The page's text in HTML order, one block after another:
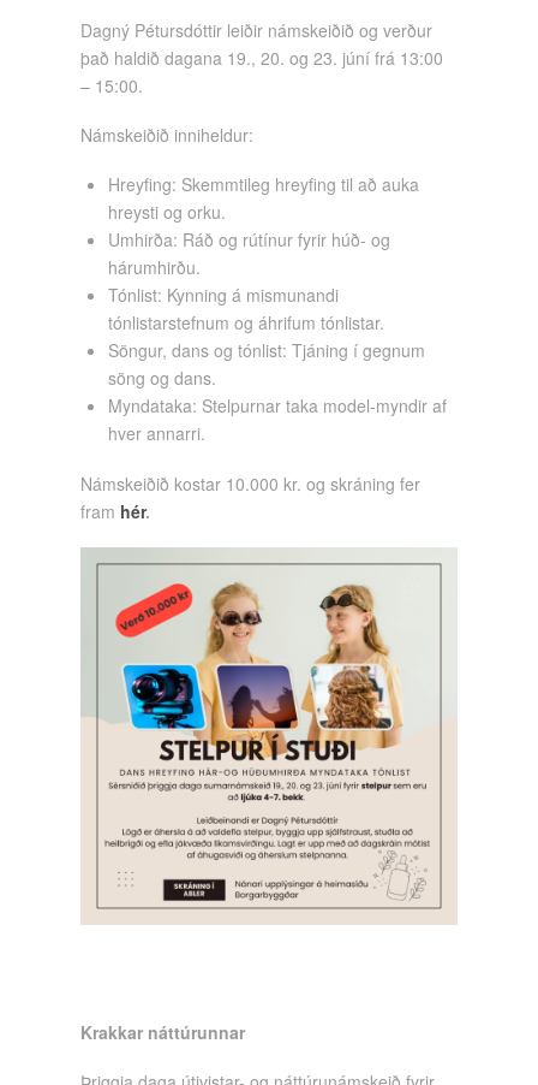
Dagný Pétursdóttir leiðir námskeiðið og verður
það haldið dagana 19., 20. og 23. júní frá 13:00
– 15:00.
Námskeiðið inniheldur:
Hreyfing: Skemmtileg hreyfing til að auka
hreysti og orku.
Umhirða: Ráð og rútínur fyrir húð- og
hárumhirðu.
Tónlist: Kynning á mismunandi
tónlistarstefnum og áhrifum tónlistar.
Söngur, dans og tónlist: Tjáning í gegnum
söng og dans.
Myndataka: Stelpurnar taka model-myndir af
hver annarri.
Námskeiðið kostar 10.000 kr. og skráning fer
fram hér.
Krakkar náttúrunnar